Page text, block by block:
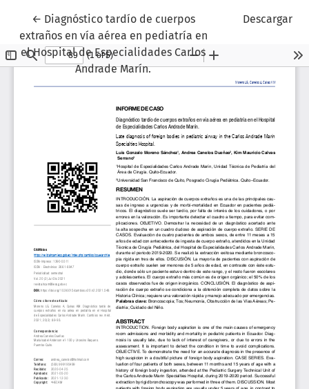
← Volver a los detalles del artículo
Diagnóstico tardío de cuerpos
extraños en vía aérea en pediatría en
el Hospital de Especialidades Carlos
Andrade Marín.
Descargar